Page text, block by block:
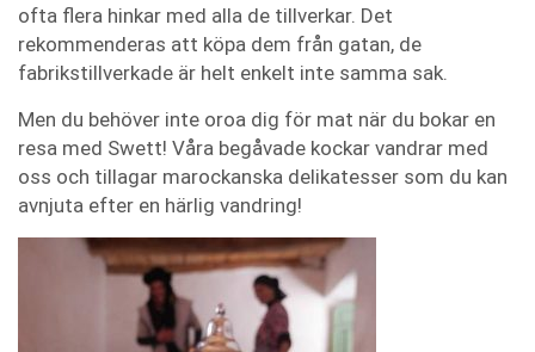
ofta flera hinkar med alla de tillverkar. Det
rekommenderas att köpa dem från gatan, de
fabrikstillverkade är helt enkelt inte samma sak.
Men du behöver inte oroa dig för mat när du bokar en
resa med Swett! Våra begåvade kockar vandrar med
oss och tillagar marockanska delikatesser som du kan
avnjuta efter en härlig vandring!